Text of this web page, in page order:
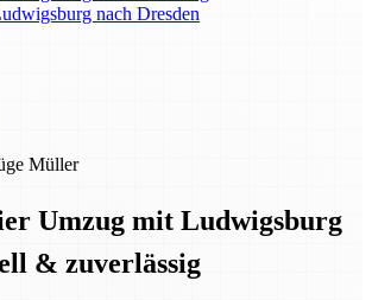
nach Dresden
Müller
Umzug mit Ludwigsburg
& zuverlässig